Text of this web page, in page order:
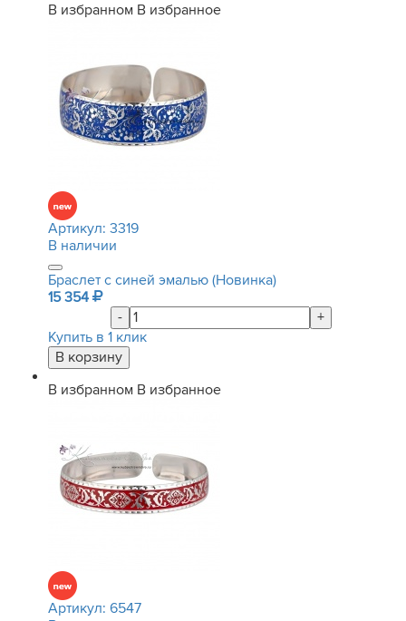
В избранном В избранное
Артикул: 3319
В наличии
Браслет с синей эмалью (Новинка)
15 354
-
+
Купить в 1 клик
В избранном В избранное
Артикул: 6547